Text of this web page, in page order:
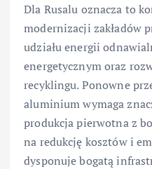
Dla Rusalu oznacza to
modernizacji zakładów
udziału energii
energetycznym oraz
recyklingu. Ponowne
aluminium wymaga
produkcja pierwotna z
na redukcję kosztów i
dysponuje bogatą